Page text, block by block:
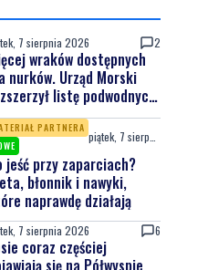
7 sierpnia 2026 2
wraków dostępnych
nurków. Urząd Morski
listę podwodnych
PARTNERA
jeść przy zaparciach?
błonnik i nawyki,
naprawdę działają
7 sierpnia 2026 6
coraz częściej
się na Półwyspie